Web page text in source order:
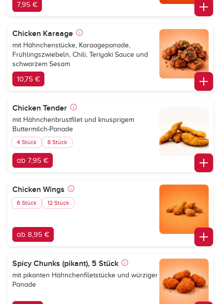
7,95 €
Chicken Karaage
mit Hähnchenstücke, Karaagepanade,
Frühlingszwiebeln, Chili, Teriyaki Sauce und
schwarzem Sesam
10,75 €
Chicken Tender
mit Hähnchenbrustfilet und knusprigem
Buttermilch-Panade
4 Stück 8 Stück
ab 7,95 €
Chicken Wings
6 Stück 12 Stück
ab 8,95 €
Spicy Chunks (pikant), 5 Stück
mit pikanten Hähnchenfiletstücke und würziger
Panade